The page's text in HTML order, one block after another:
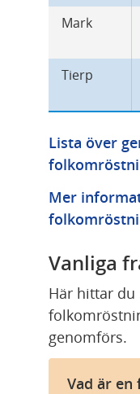
Mark
Tierp
Lista över
Mer
Vanliga
Här hittar du
genomförs.
Vad är